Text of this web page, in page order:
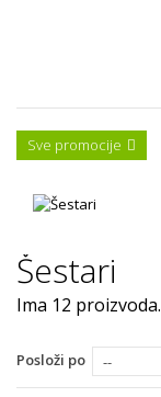
Sve promocije
Šestari
Ima 12 proizvoda.
Posloži po